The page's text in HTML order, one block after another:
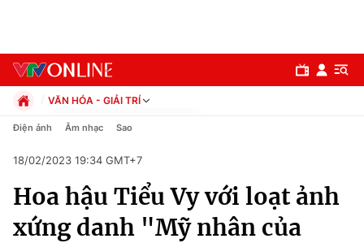
Chuyên mục
Chính trị
VĂN HÓA - GIẢI TRÍ
Chính trị
Pháp luật
Kinh tế
Thể thao
Truyền hình
Điện ảnh Âm nhạc Sao
18/02/2023 19:34 GMT+7
Hoa hậu Tiểu Vy với loạt ảnh
xứng danh "Mỹ nhân của